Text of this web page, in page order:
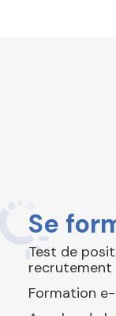
Se
Test de
recrutement
Formation